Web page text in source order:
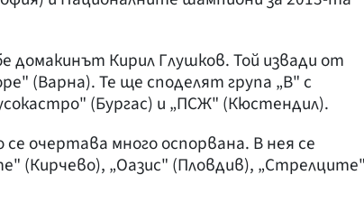
Кирил Глушков. Той извади от
(Варна). Те ще споделят група „В" с
(Бургас) и „ПСЖ" (Кюстендил).
очертава много оспорвана. В нея се
(Кирчево), „Оазис" (Пловдив),